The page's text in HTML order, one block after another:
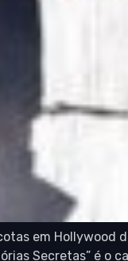
em Hollywood
Secretas” é o